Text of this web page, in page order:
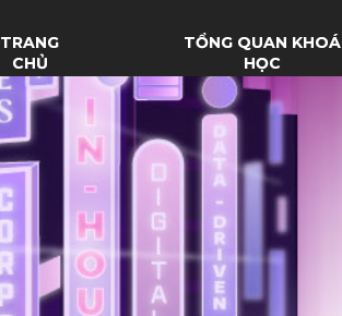
TRANG
CHỦ
TỔNG QUAN KHOÁ
HỌC